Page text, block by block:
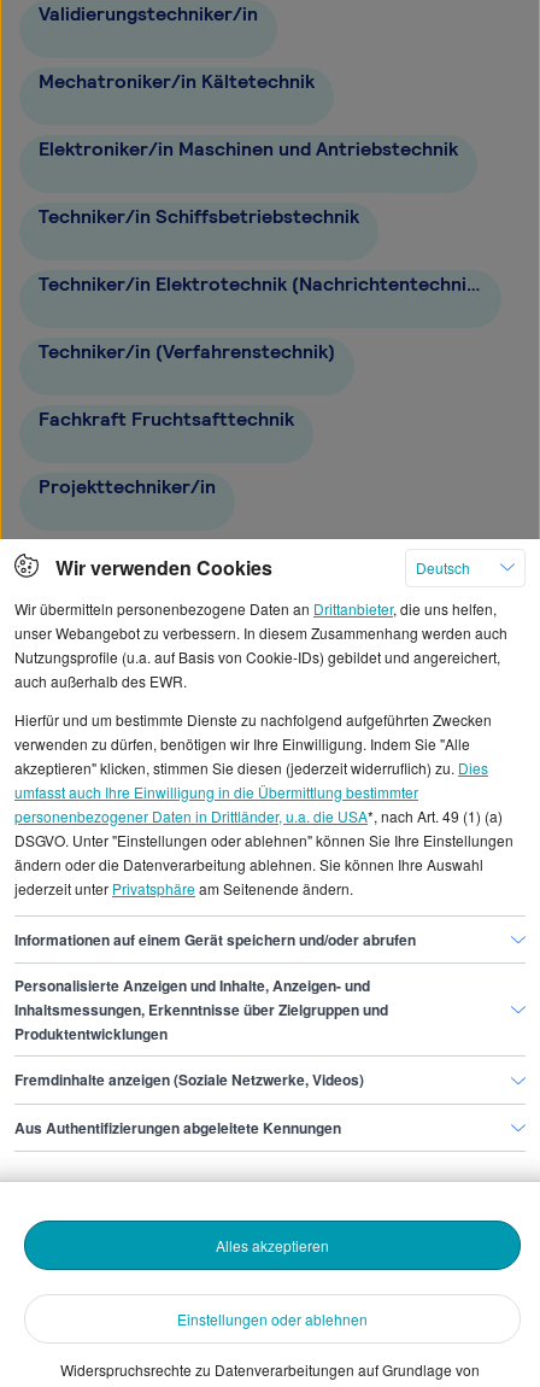
Validierungstechniker/in
Mechatroniker/in Kältetechnik
Elektroniker/in Maschinen und Antriebstechnik
Techniker/in Schiffsbetriebstechnik
Techniker/in Elektrotechnik (Nachrichtentechnik)
Techniker/in (Verfahrenstechnik)
Fachkraft Fruchtsafttechnik
Projekttechniker/in
statistischen Erhebungen durch StepStone. Es sind
Durchschnittswerte und die Angaben können nicht
einzelnen Stellenangeboten zugeordnet werden.
Gehaltsinformationen
IT
Techniker/in (Automatisierungstechnik)
Finde den Job,
der zu dir passt.
Bewerbende
Wir verwenden Cookies
Deutsch
Wir übermitteln personenbezogene Daten an Drittanbieter, die uns helfen,
unser Webangebot zu verbessern. In diesem Zusammenhang werden auch
Nutzungsprofile (u.a. auf Basis von Cookie-IDs) gebildet und angereichert,
auch außerhalb des EWR.
Hierfür und um bestimmte Dienste zu nachfolgend aufgeführten Zwecken
verwenden zu dürfen, benötigen wir Ihre Einwilligung. Indem Sie "Alle
akzeptieren" klicken, stimmen Sie diesen (jederzeit widerruflich) zu. Dies
umfasst auch Ihre Einwilligung in die Übermittlung bestimmter
personenbezogener Daten in Drittländer, u.a. die USA*, nach Art. 49 (1) (a)
DSGVO. Unter "Einstellungen oder ablehnen" können Sie Ihre Einstellungen
ändern oder die Datenverarbeitung ablehnen. Sie können Ihre Auswahl
jederzeit unter Privatsphäream Seitenende ändern.
Informationen auf einem Gerät speichern und/oder abrufen
Personalisierte Anzeigen und Inhalte, Anzeigen- und
Inhaltsmessungen, Erkenntnisse über Zielgruppen und
Produktentwicklungen
Fremdinhalte anzeigen (Soziale Netzwerke, Videos)
Aus Authentifizierungen abgeleitete Kennungen
Einstellungen oder ablehnen
Alles akzeptieren
Widerspruchsrechte zu Datenverarbeitungen auf Grundlage von